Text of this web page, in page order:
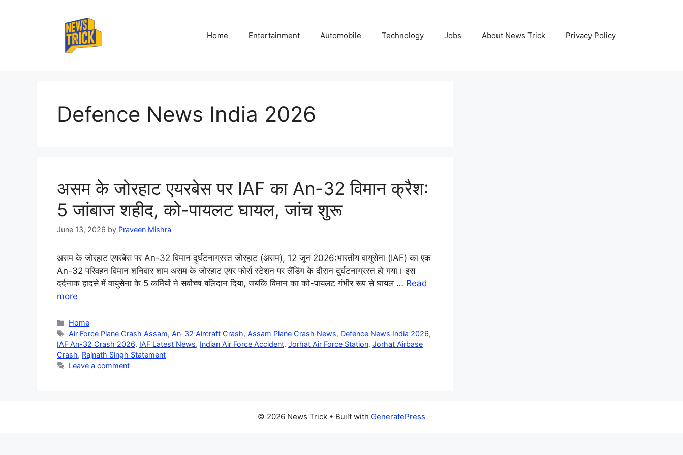
Home Entertainment Automobile Technology Jobs About News Trick Privacy Policy
Defence News India 2026
असम के जोरहाट एयरबेस पर IAF का An-32 विमान क्रैश:
5 जांबाज शहीद, को-पायलट घायल, जांच शुरू
June 13, 2026 by Praveen Mishra
असम के जोरहाट एयरबेस पर An-32 विमान दुर्घटनाग्रस्त जोरहाट (असम), 12 जून 2026:भारतीय वायुसेना (IAF) का एक
An-32 परिवहन विमान शनिवार शाम असम के जोरहाट एयर फोर्स स्टेशन पर लैंडिंग के दौरान दुर्घटनाग्रस्त हो गया। इस
दर्दनाक हादसे में वायुसेना के 5 कर्मियों ने सर्वोच्च बलिदान दिया, जबकि विमान का को-पायलट गंभीर रूप से घायल … Read
more
Categories
Home
Tags
Air Force Plane Crash Assam,An-32 Aircraft Crash,Assam Plane Crash News, Defence News India 2026,
IAF An-32 Crash 2026, IAF Latest News, Indian Air Force Accident, Jorhat Air Force Station, Jorhat Airbase
Crash, Rajnath Singh Statement
Leave a comment
© 2026 News Trick • Built with GeneratePress